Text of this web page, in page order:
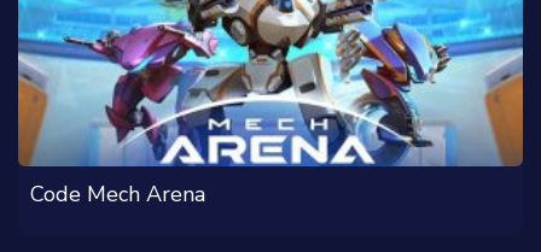
Code Mech Arena